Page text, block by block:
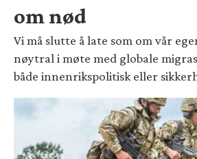
om nød
Vi må slutte å late som om vår
nøytral i møte med globale
både innenrikspolitisk eller